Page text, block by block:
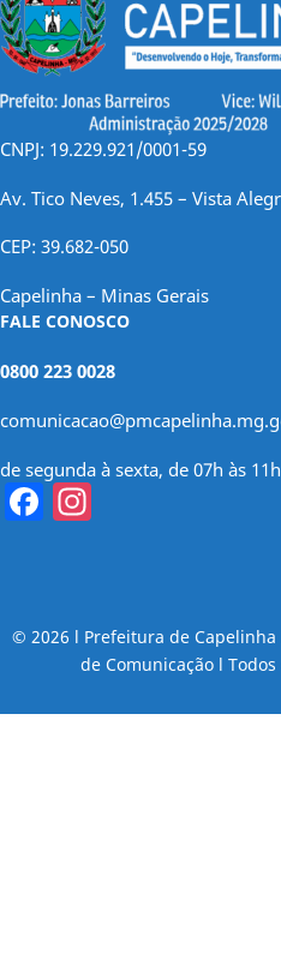
CNPJ: 19.229.921/0001-59
Av. Tico Neves, 1.455 – Vista
CEP: 39.682-050
Capelinha – Minas Gerais
FALE CONOSCO
0800 223 0028
de segunda à sexta, de 07h às
Facebook
© 2026 l Prefeitura de Capelinha
de Comunicação l